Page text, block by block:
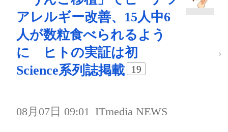
アレルギー改善、15人中6
人が数粒食べられるよう
に ヒトの実証は初
Science系列誌掲載
19
08月07日 09:01 ITmedia NEWS